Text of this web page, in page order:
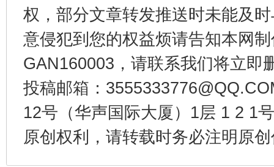
权，部分文章转发推送时未能及
意侵犯到您的权益烦请告知本网
GAN160003，请联系我们将立即
投稿邮箱：
12号（华声国际大厦）1层 1 2 1
原创权利，请转载时务必注明原
千年窑火 生生不息 一